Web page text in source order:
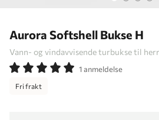
Aurora Softshell Bukse H
Vann- og vindavvisende turbukse til
1 anmeldelse
Fri frakt